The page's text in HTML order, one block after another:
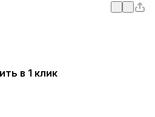
в 1 клик